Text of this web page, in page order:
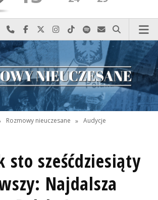
Najlepiej po prostu do nas zadzwoń
Odwiedź nas na Facebook-u
Odwiedź nas na X
Odwiedź nas na Instagram-ie
Odwiedź nas na TikTok-u
Szukaj nas na Spotify
Wyślij do nas
Szukaj
Rozmowy nieuczesane » Audycje
sto sześćdziesiąty
Najdalsza